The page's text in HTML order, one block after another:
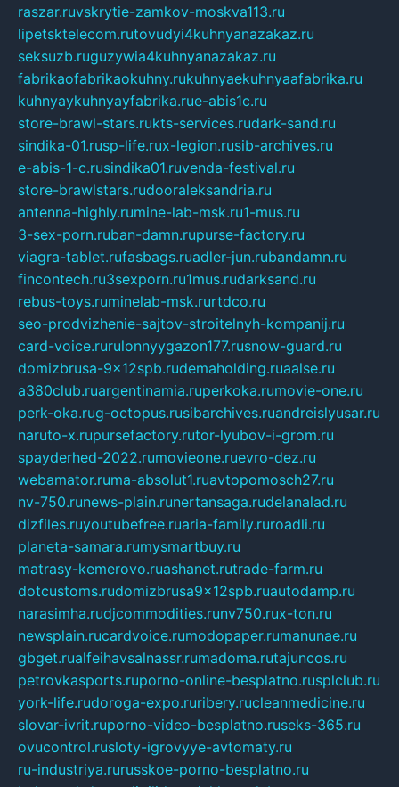
raszar.ruvskrytie-zamkov-moskva113.ru
lipetsktelecom.rutovudyi4kuhnyanazakaz.ru
seksuzb.ruguzywia4kuhnyanazakaz.ru
fabrikaofabrikaokuhny.rukuhnyaekuhnyaafabrika.ru
kuhnyaykuhnyayfabrika.rue-abis1c.ru
store-brawl-stars.rukts-services.rudark-sand.ru
sindika-01.rusp-life.rux-legion.rusib-archives.ru
e-abis-1-c.rusindika01.ruvenda-festival.ru
store-brawlstars.rudooraleksandria.ru
antenna-highly.rumine-lab-msk.ru1-mus.ru
3-sex-porn.ruban-damn.rupurse-factory.ru
viagra-tablet.rufasbags.ruadler-jun.rubandamn.ru
fincontech.ru3sexporn.ru1mus.rudarksand.ru
rebus-toys.ruminelab-msk.rurtdco.ru
seo-prodvizhenie-sajtov-stroitelnyh-kompanij.ru
card-voice.rurulonnyygazon177.rusnow-guard.ru
domizbrusa-9x12spb.rudemaholding.ruaalse.ru
a380club.ruargentinamia.ruperkoka.rumovie-one.ru
perk-oka.rug-octopus.rusibarchives.ruandreislyusar.ru
naruto-x.rupursefactory.rutor-lyubov-i-grom.ru
spayderhed-2022.rumovieone.ruevro-dez.ru
webamator.ruma-absolut1.ruavtopomosch27.ru
nv-750.runews-plain.runertansaga.rudelanalad.ru
dizfiles.ruyoutubefree.ruaria-family.ruroadli.ru
planeta-samara.rumysmartbuy.ru
matrasy-kemerovo.ruashanet.rutrade-farm.ru
dotcustoms.rudomizbrusa9x12spb.ruautodamp.ru
narasimha.rudjcommodities.runv750.rux-ton.ru
newsplain.rucardvoice.rumodopaper.rumanunae.ru
gbget.rualfeihavsalnassr.rumadoma.rutajuncos.ru
petrovkasports.ruporno-online-besplatno.rusplclub.ru
york-life.rudoroga-expo.ruribery.rucleanmedicine.ru
slovar-ivrit.ruporno-video-besplatno.ruseks-365.ru
ovucontrol.rusloty-igrovyye-avtomaty.ru
ru-industriya.rurusskoe-porno-besplatno.ru